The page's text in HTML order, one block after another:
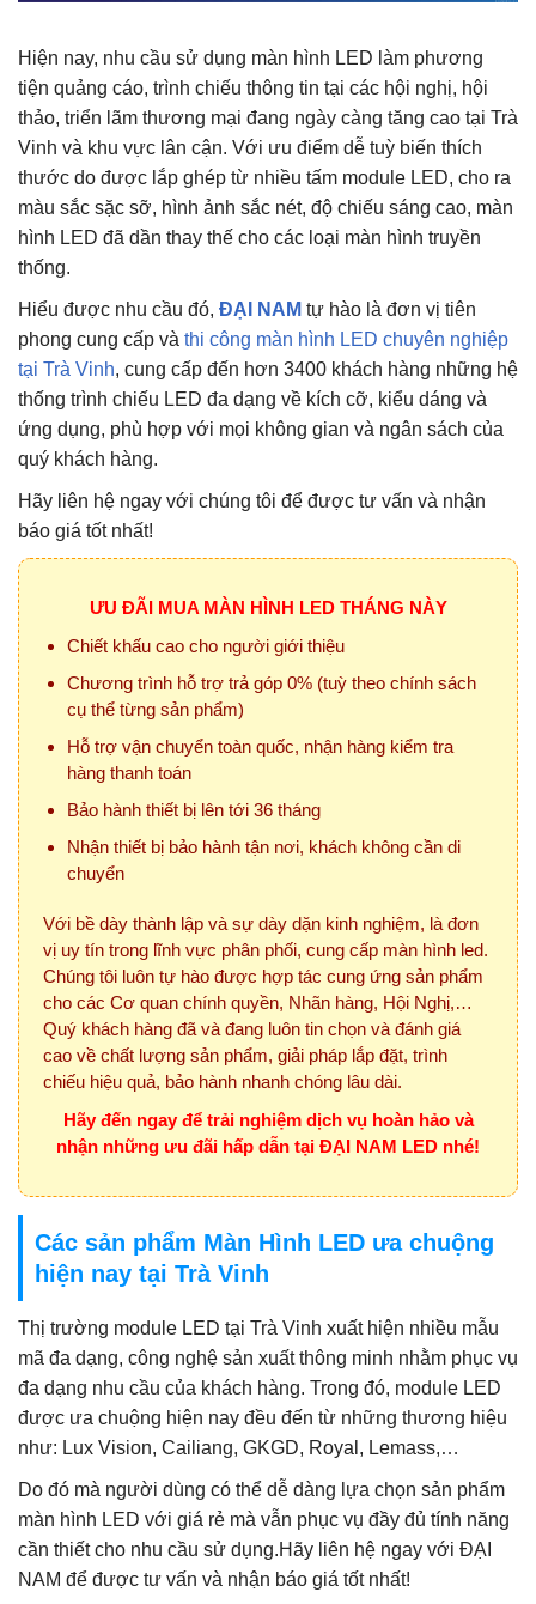
Hiện nay, nhu cầu sử dụng màn hình LED làm phương
tiện quảng cáo, trình chiếu thông tin tại các hội nghị, hội
thảo, triển lãm thương mại đang ngày càng tăng cao tại Trà
Vinh và khu vực lân cận. Với ưu điểm dễ tuỳ biến thích
thước do được lắp ghép từ nhiều tấm module LED, cho ra
màu sắc sặc sỡ, hình ảnh sắc nét, độ chiếu sáng cao, màn
hình LED đã dần thay thế cho các loại màn hình truyền
thống.
Hiểu được nhu cầu đó, ĐẠI NAM tự hào là đơn vị tiên
phong cung cấp và thi công màn hình LED chuyên nghiệp
tại Trà Vinh, cung cấp đến hơn 3400 khách hàng những hệ
thống trình chiếu LED đa dạng về kích cỡ, kiểu dáng và
ứng dụng, phù hợp với mọi không gian và ngân sách của
quý khách hàng.
Hãy liên hệ ngay với chúng tôi để được tư vấn và nhận
báo giá tốt nhất!
ƯU ĐÃI MUA MÀN HÌNH LED THÁNG NÀY
Chiết khấu cao cho người giới thiệu
Chương trình hỗ trợ trả góp 0% (tuỳ theo chính sách
cụ thể từng sản phẩm)
Hỗ trợ vận chuyển toàn quốc, nhận hàng kiểm tra
hàng thanh toán
Bảo hành thiết bị lên tới 36 tháng
Nhận thiết bị bảo hành tận nơi, khách không cần di
chuyển
Với bề dày thành lập và sự dày dặn kinh nghiệm, là đơn
vị uy tín trong lĩnh vực phân phối, cung cấp màn hình led.
Chúng tôi luôn tự hào được hợp tác cung ứng sản phẩm
cho các Cơ quan chính quyền, Nhãn hàng, Hội Nghị,…
Quý khách hàng đã và đang luôn tin chọn và đánh giá
cao về chất lượng sản phẩm, giải pháp lắp đặt, trình
chiếu hiệu quả, bảo hành nhanh chóng lâu dài.
Hãy đến ngay để trải nghiệm dịch vụ hoàn hảo và
nhận những ưu đãi hấp dẫn tại ĐẠI NAM LED nhé!
Các sản phẩm Màn Hình LED ưa chuộng
hiện nay tại Trà Vinh
Thị trường module LED tại Trà Vinh xuất hiện nhiều mẫu
mã đa dạng, công nghệ sản xuất thông minh nhằm phục vụ
đa dạng nhu cầu của khách hàng. Trong đó, module LED
được ưa chuộng hiện nay đều đến từ những thương hiệu
như: Lux Vision, Cailiang, GKGD, Royal, Lemass,…
Do đó mà người dùng có thể dễ dàng lựa chọn sản phẩm
màn hình LED với giá rẻ mà vẫn phục vụ đầy đủ tính năng
cần thiết cho nhu cầu sử dụng.Hãy liên hệ ngay với ĐẠI
NAM để được tư vấn và nhận báo giá tốt nhất!